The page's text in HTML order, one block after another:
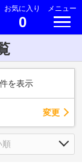
お気に入り
0
メニュー
件を表示
変更